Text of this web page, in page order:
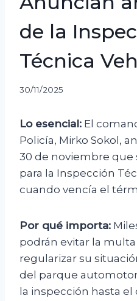
de la
Técnica
30/11/2025
Lo esencial: El
Policía, Mirko Sokol,
30 de noviembre que
para la Inspección
cuando vencía el
Por qué importa:
podrán evitar la multa
regularizar su
del parque
la inspección hasta